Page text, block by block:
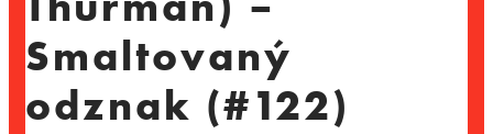
Smaltovaný
odznak (#122)